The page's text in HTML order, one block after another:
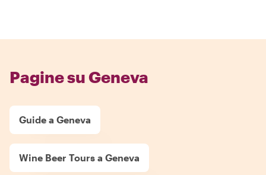
Pagine su Geneva
Guide a Geneva
Wine Beer Tours a Geneva